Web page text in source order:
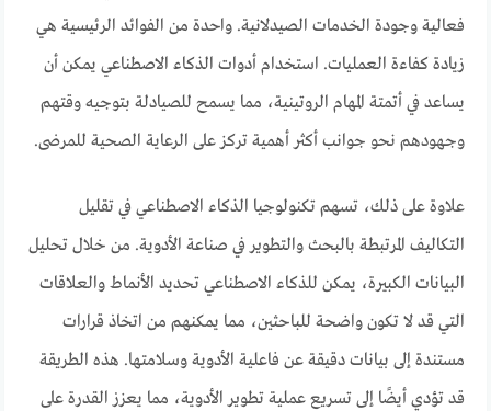
فعالية وجودة الخدمات الصيدلانية. واحدة من الفوائد الرئيسية هي
زيادة كفاءة العمليات. استخدام أدوات الذكاء الاصطناعي يمكن أن
يساعد في أتمتة المهام الروتينية، مما يسمح للصيادلة بتوجيه وقتهم
وجهودهم نحو جوانب أكثر أهمية تركز على الرعاية الصحية للمرضى.
علاوة على ذلك، تسهم تكنولوجيا الذكاء الاصطناعي في تقليل
التكاليف المرتبطة بالبحث والتطوير في صناعة الأدوية. من خلال تحليل
البيانات الكبيرة، يمكن للذكاء الاصطناعي تحديد الأنماط والعلاقات
التي قد لا تكون واضحة للباحثين، مما يمكنهم من اتخاذ قرارات
مستندة إلى بيانات دقيقة عن فاعلية الأدوية وسلامتها. هذه الطريقة
قد تؤدي أيضًا إلى تسريع عملية تطوير الأدوية، مما يعزز القدرة على